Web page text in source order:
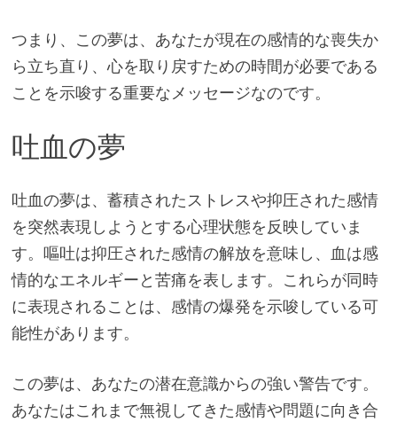
つまり、この夢は、あなたが現在の感情的な喪失か
ら立ち直り、心を取り戻すための時間が必要である
ことを示唆する重要なメッセージなのです。
吐血の夢
吐血の夢は、蓄積されたストレスや抑圧された感情
を突然表現しようとする心理状態を反映していま
す。嘔吐は抑圧された感情の解放を意味し、血は感
情的なエネルギーと苦痛を表します。これらが同時
に表現されることは、感情の爆発を示唆している可
能性があります。
この夢は、あなたの潜在意識からの強い警告です。
あなたはこれまで無視してきた感情や問題に向き合